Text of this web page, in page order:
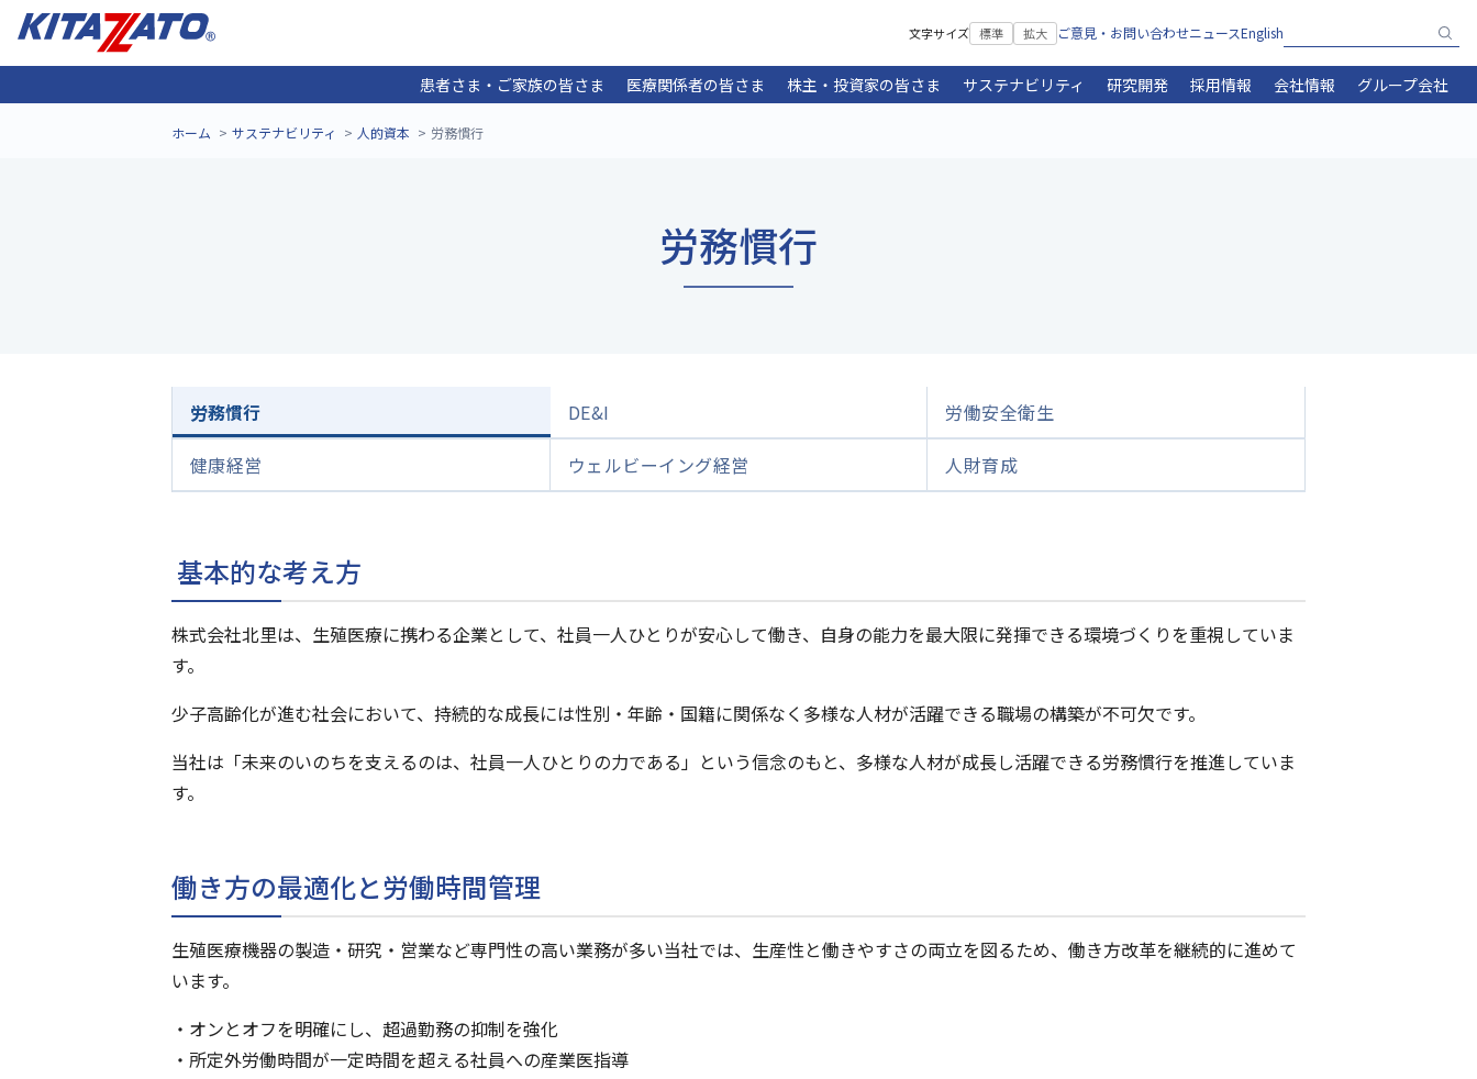
文字サイズ 標準 拡大 ご意見・お問い合わせニュースEnglish
患者さま・ご家族の皆さま 医療関係者の皆さま 株主・投資家の皆さま サステナビリティ 研究開発 採用情報 会社情報 グループ会社
ホーム サステナビリティ 人的資本 労務慣行
労務慣行
労務慣行 DE&I 労働安全衛生
健康経営 ウェルビーイング経営 人財育成
基本的な考え方
株式会社北里は、生殖医療に携わる企業として、社員一人ひとりが安心して働き、自身の能力を最大限に発揮できる環境づくりを重視していま
す。
少子高齢化が進む社会において、持続的な成長には性別・年齢・国籍に関係なく多様な人材が活躍できる職場の構築が不可欠です。
当社は「未来のいのちを支えるのは、社員一人ひとりの力である」という信念のもと、多様な人材が成長し活躍できる労務慣行を推進していま
す。
働き方の最適化と労働時間管理
生殖医療機器の製造・研究・営業など専門性の高い業務が多い当社では、生産性と働きやすさの両立を図るため、働き方改革を継続的に進めて
います。
オンとオフを明確にし、超過勤務の抑制を強化
所定外労働時間が一定時間を超える社員への産業医指導